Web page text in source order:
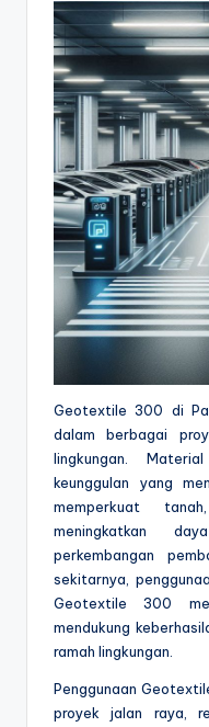
Geotextile 300 di
dalam berbagai
lingkungan.
keunggulan yang
memperkuat
meningkatkan
perkembangan
sekitarnya,
Geotextile 300
mendukung
ramah lingkungan.
Penggunaan
proyek jalan raya,